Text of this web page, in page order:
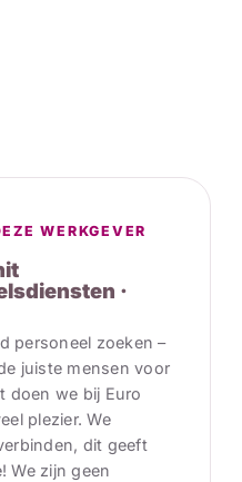
WERKGEVER
·
personeel zoeken –
juiste mensen voor
doen we bij Euro
plezier. We
dit geeft
We zijn geen